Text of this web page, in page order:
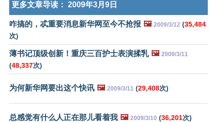
更多文章导读： 2009年3月9日
咋搞的，忒重要消息新华网至今不抢报 🖼️ 2009/3/12 (35,484
次)
薄书记顶级创新！重庆三百护士表演揉乳 🖼️ 2009/3/11
(48,337次)
为何新华网要出这个快讯 🖼️ 2009/3/11 (29,408次)
总感觉有什么人正在那儿看着我 🖼️ 2009/3/10 (36,201次)